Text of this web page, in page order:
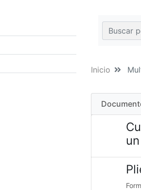
Inicio